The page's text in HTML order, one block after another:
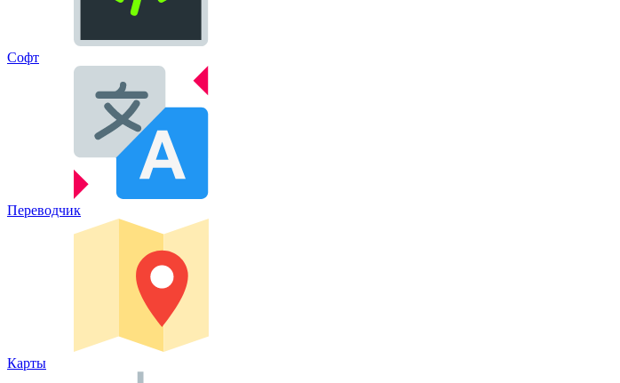
Софт
Переводчик
Карты